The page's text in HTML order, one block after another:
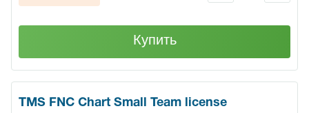
Купить
TMS FNC Chart Small Team license